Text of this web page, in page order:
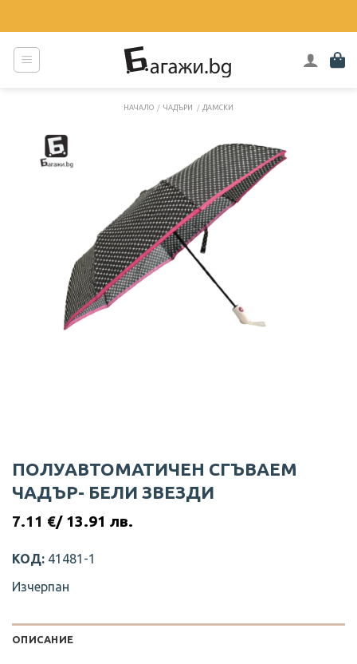
to
content
НАЧАЛО / ЧАДЪРИ / ДАМСКИ
ПОЛУАВТОМАТИЧЕН СГЪВАЕМ
ЧАДЪР- БЕЛИ ЗВЕЗДИ
7.11 €/ 13.91 лв.
КОД: 41481-1
Изчерпан
ОПИСАНИЕ